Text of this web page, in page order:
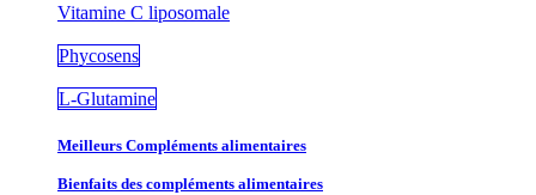
Vitamine C liposomale
Phycosens
L-Glutamine
Meilleurs Compléments alimentaires
Bienfaits des compléments alimentaires